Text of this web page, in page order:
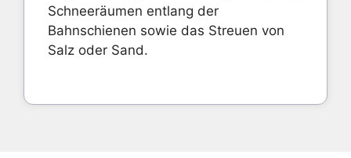
Schneeräumen entlang der
Bahnschienen sowie das Streuen von
Salz oder Sand.